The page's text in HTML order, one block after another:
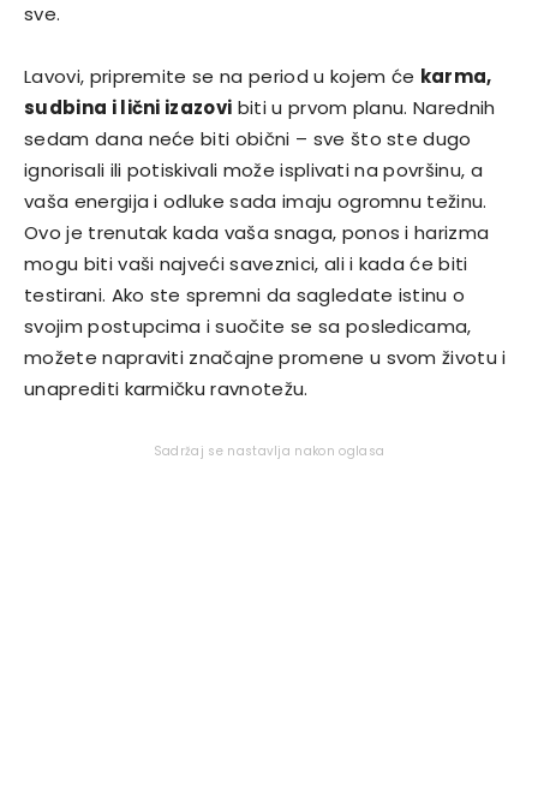
sve.
Lavovi, pripremite se na period u kojem će karma,
sudbina i lični izazovi biti u prvom planu. Narednih
sedam dana neće biti obični – sve što ste dugo
ignorisali ili potiskivali može isplivati na površinu, a
vaša energija i odluke sada imaju ogromnu težinu.
Ovo je trenutak kada vaša snaga, ponos i harizma
mogu biti vaši najveći saveznici, ali i kada će biti
testirani. Ako ste spremni da sagledate istinu o
svojim postupcima i suočite se sa posledicama,
možete napraviti značajne promene u svom životu i
unaprediti karmičku ravnotežu.
Sadržaj se nastavlja nakon oglasa